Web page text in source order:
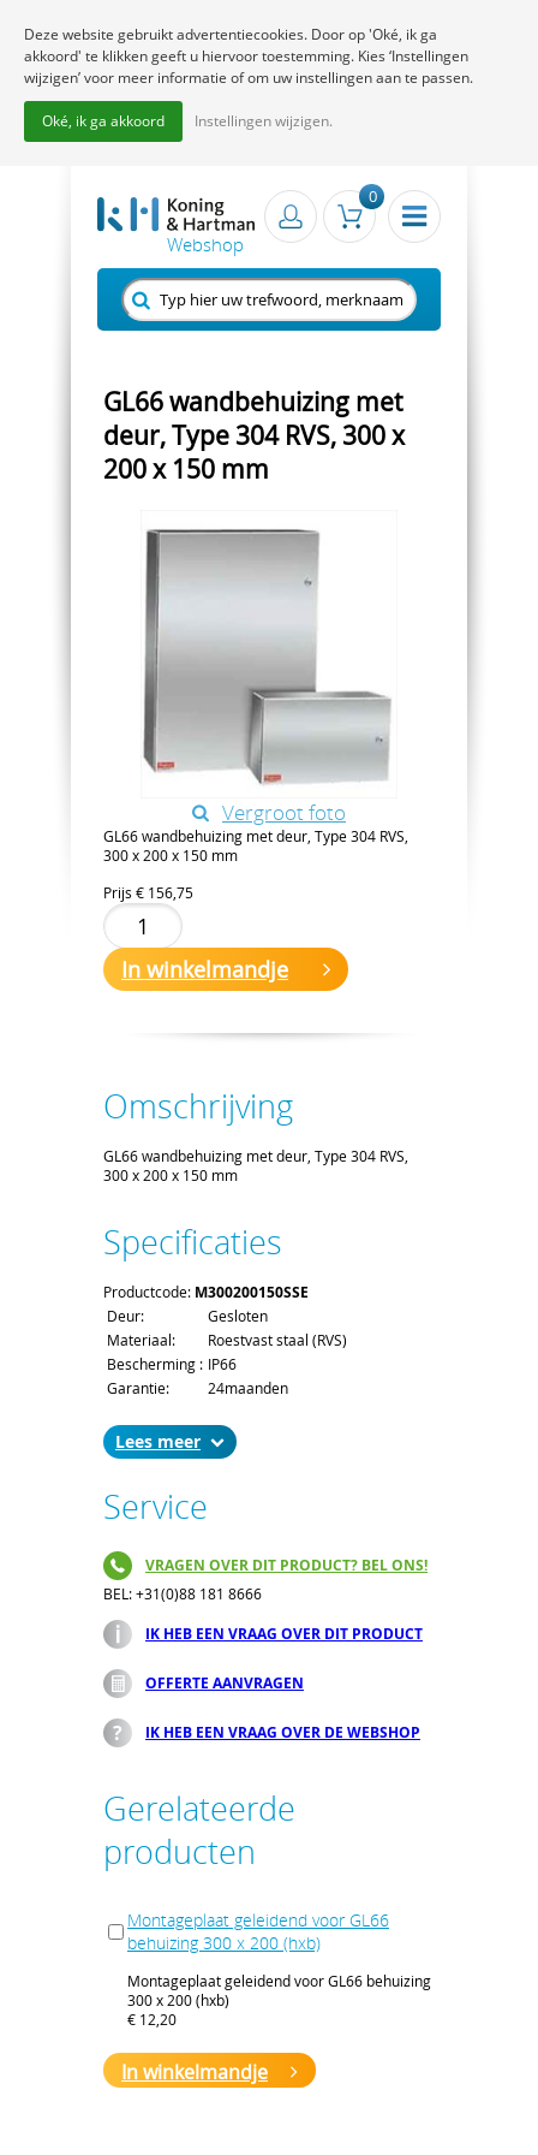
0
GL66 wandbehuizing met
deur, Type 304 RVS, 300 x
200 x 150 mm
Vergroot foto
GL66 wandbehuizing met deur, Type 304 RVS,
300 x 200 x 150 mm
Prijs € 156,75
In winkelmandje
Omschrijving
GL66 wandbehuizing met deur, Type 304 RVS,
300 x 200 x 150 mm
Specificaties
Productcode: M300200150SSE
Deur:
Gesloten
Materiaal:
Roestvast staal (RVS)
Bescherming : IP66
Garantie:
24maanden
Lees
Service
VRAGEN OVER DIT PRODUCT? BEL ONS!
BEL: +31(0)88 181 8666
IK HEB EEN VRAAG OVER DIT PRODUCT
OFFERTE AANVRAGEN
IK HEB EEN VRAAG OVER DE WEBSHOP
Gerelateerde
producten
Montageplaat geleidend voor GL66
behuizing 300 x 200 (hxb)
Montageplaat geleidend voor GL66 behuizing
300 x 200 (hxb)
€ 12,20
In winkelmandje
Deze website gebruikt advertentiecookies. Door op 'Oké, ik ga
akkoord' te klikken geeft u hiervoor toestemming. Kies ‘Instellingen
wijzigen’ voor meer informatie of om uw instellingen aan te passen.
Oké, ik ga akkoord Instellingen wijzigen.